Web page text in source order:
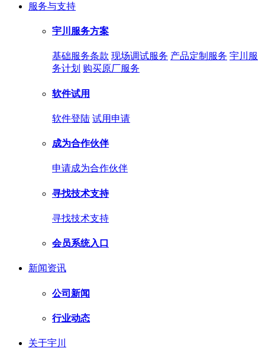
服务与支持
宇川服务方案
基础服务条款 现场调试服务 产品定制服务 宇川服
务计划 购买原厂服务
软件试用
软件登陆 试用申请
成为合作伙伴
申请成为合作伙伴
寻找技术支持
寻找技术支持
会员系统入口
新闻资讯
公司新闻
行业动态
关于宇川